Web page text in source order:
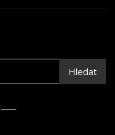
Hledat